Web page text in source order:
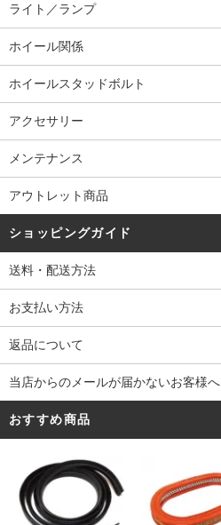
ライト／ランプ
ホイール関係
ホイールスタッドボルト
アクセサリー
メンテナンス
アウトレット商品
ショッピングガイド
送料・配送方法
お支払い方法
返品について
当店からのメールが届かないお客様へ
おすすめ商品